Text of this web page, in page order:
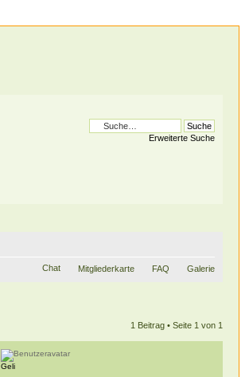
Erweiterte Suche
Chat Mitgliederkarte FAQ Galerie
1 Beitrag • Seite 1 von 1
Geli